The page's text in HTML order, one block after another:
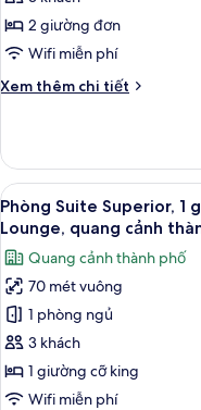
Club
(Executive,
High
Floor)
2
giường
đơn,
quyền
dụng
Club
Lounge
(Executive,
High
Floor)
2 giường đơn
Wifi miễn phí
Xem thêm chi tiết
Chi
Phòng
Deluxe,
2
giường
quyền
sử
dụng
Club
Lounge
High
Floor)
Xem
tất
cả
ảnh
Phòng
Suite
Superior,
1
giường
9
Phòng Suite Superior, 1
Lounge, quang cảnh
Quang cảnh thành phố
70 mét vuông
1 phòng ngủ
3 khách
1 giường cỡ king
Wifi miễn phí